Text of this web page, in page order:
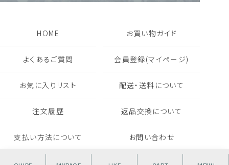
HOME お買い物ガイド
よくあるご質問 会員登録(マイページ)
お気に入りリスト 配送・送料について
注文履歴 返品交換について
支払い方法について お問い合わせ